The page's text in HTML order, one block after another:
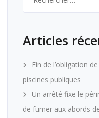
Articles
Fin de l’obligation
piscines publiques
Un arrêté fixe le
de fumer aux abords